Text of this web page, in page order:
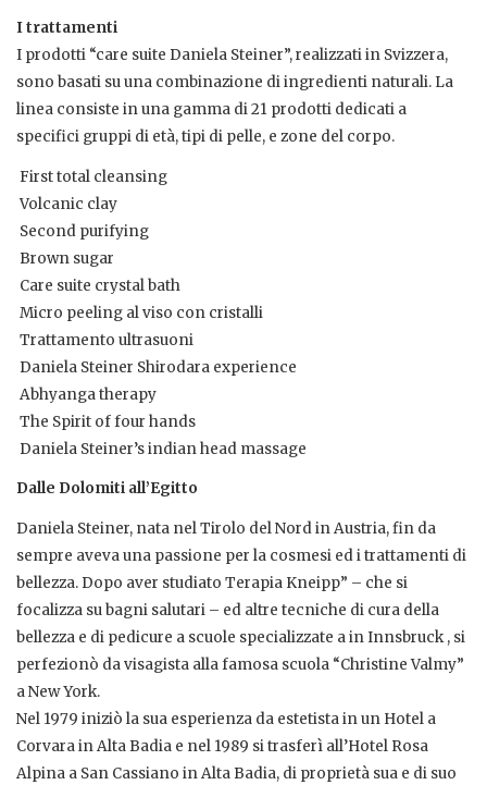
I trattamenti
I prodotti “care suite Daniela Steiner”, realizzati in Svizzera,
sono basati su una combinazione di ingredienti naturali. La
linea consiste in una gamma di 21 prodotti dedicati a
specifici gruppi di età, tipi di pelle, e zone del corpo.
 First total cleansing
 Volcanic clay
 Second purifying
 Brown sugar
 Care suite crystal bath
 Micro peeling al viso con cristalli
 Trattamento ultrasuoni
 Daniela Steiner Shirodara experience
 Abhyanga therapy
 The Spirit of four hands
 Daniela Steiner’s indian head massage
Dalle Dolomiti all’Egitto
Daniela Steiner, nata nel Tirolo del Nord in Austria, fin da
sempre aveva una passione per la cosmesi ed i trattamenti di
bellezza. Dopo aver studiato Terapia Kneipp” – che si
focalizza su bagni salutari – ed altre tecniche di cura della
bellezza e di pedicure a scuole specializzate a in Innsbruck , si
perfezionò da visagista alla famosa scuola “Christine Valmy”
a New York.
Nel 1979 iniziò la sua esperienza da estetista in un Hotel a
Corvara in Alta Badia e nel 1989 si trasferì all’Hotel Rosa
Alpina a San Cassiano in Alta Badia, di proprietà sua e di suo